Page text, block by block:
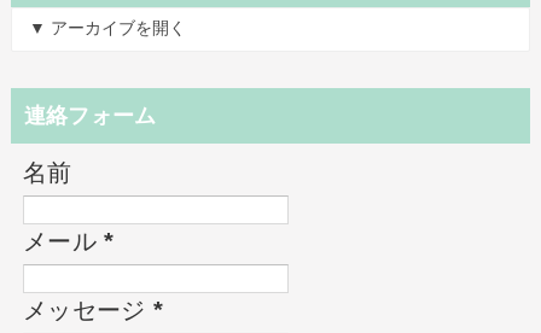
▼ アーカイブを開く
連絡フォーム
名前
メール*
メッセージ *